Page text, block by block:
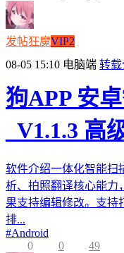
发帖狂魔VIP2
08-05 15:10 电脑端 转
狗APP 安
_V1.1.3 高
软件介绍一体化智能扫
析、拍照翻译核心能力
果支持编辑修改。支持
排...
#Android
0
0 49